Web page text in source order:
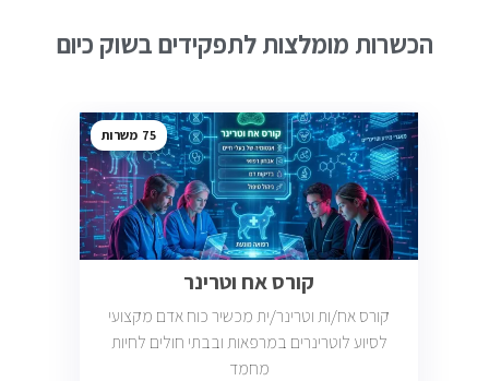
הכשרות מומלצות לתפקידים בשוק כיום
75
קורס אח וטרינר
קורס אח/ות וטרינר/ית מכשיר כוח אדם מקצועי
לסיוע לוטרינרים במרפאות ובבתי חולים לחיות
מחמד